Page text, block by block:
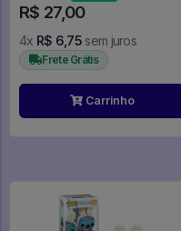
R$ 27,00
4x R$ 6,75 sem juros
Frete Grátis
Carrinho